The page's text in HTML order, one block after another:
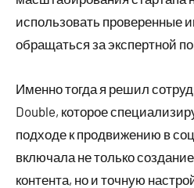
использовать проверенные
обращаться за экспертной
Именно тогда я решил
Double, которое
подходе к продвижению в
включала не только
контента, но и точную